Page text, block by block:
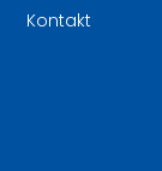
Kontakt